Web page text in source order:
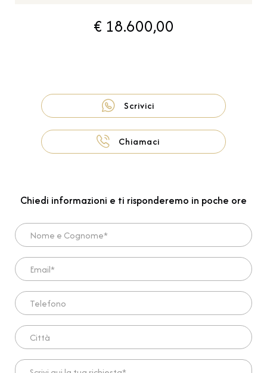
€ 18.600,00
Scrivici
Chiamaci
Chiedi informazioni e ti risponderemo in poche ore
Nome e Cognome*
Email*
Telefono
Città
Scrivi qui la tua richiesta*